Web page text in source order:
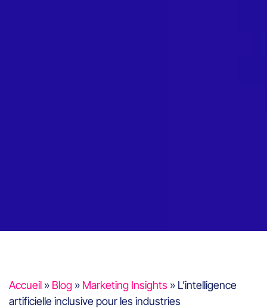
Accueil » Blog » Marketing Insights » L’intelligence
artificielle inclusive pour les industries